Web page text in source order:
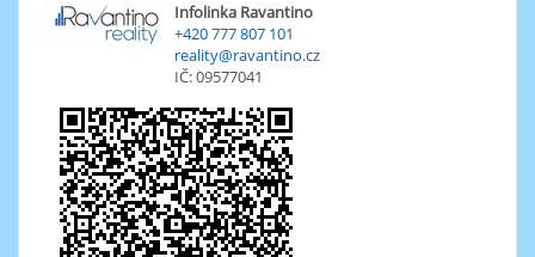
Infolinka Ravantino
+420 777 807 101
reality@ravantino.cz
IČ: 09577041